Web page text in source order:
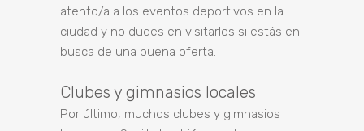
atento/a a los eventos deportivos en la
ciudad y no dudes en visitarlos si estás en
busca de una buena oferta.
Clubes y gimnasios locales
Por último, muchos clubes y gimnasios